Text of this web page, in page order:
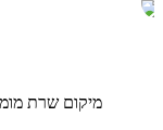
מיקום שרת